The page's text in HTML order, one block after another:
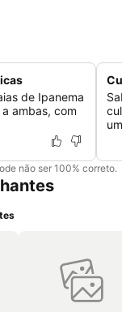
de Ipanema
ambas, com
não ser 100% correto.